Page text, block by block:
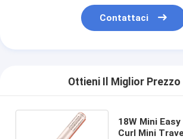
Contattaci
Ottieni Il Miglior Prezzo
18W Mini
Curl Mini